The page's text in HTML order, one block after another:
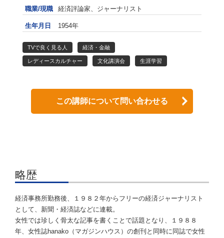
職業/現職 経済評論家、ジャーナリスト
生年月日 1954年
TVで良く見る人 経済・金融
レディースカルチャー 文化講演会 生涯学習
この講師について問い合わせる
略歴
経済事務所勤務後、１９８２年からフリーの経済ジャーナリスト
として、新聞・経済誌などに連載。
女性では珍しく骨太な記事を書くことで話題となり、１９８８
年、女性誌hanako（マガジンハウス）の創刊と同時に同誌で女性